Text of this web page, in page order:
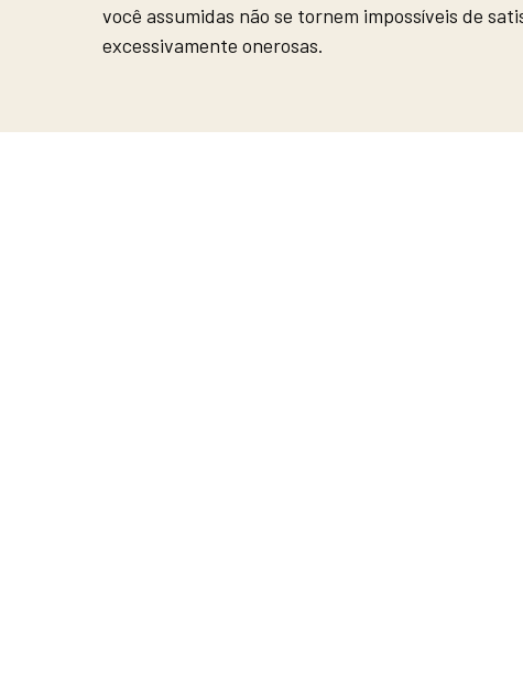
você assumidas não se tornem impossíveis de
excessivamente onerosas.